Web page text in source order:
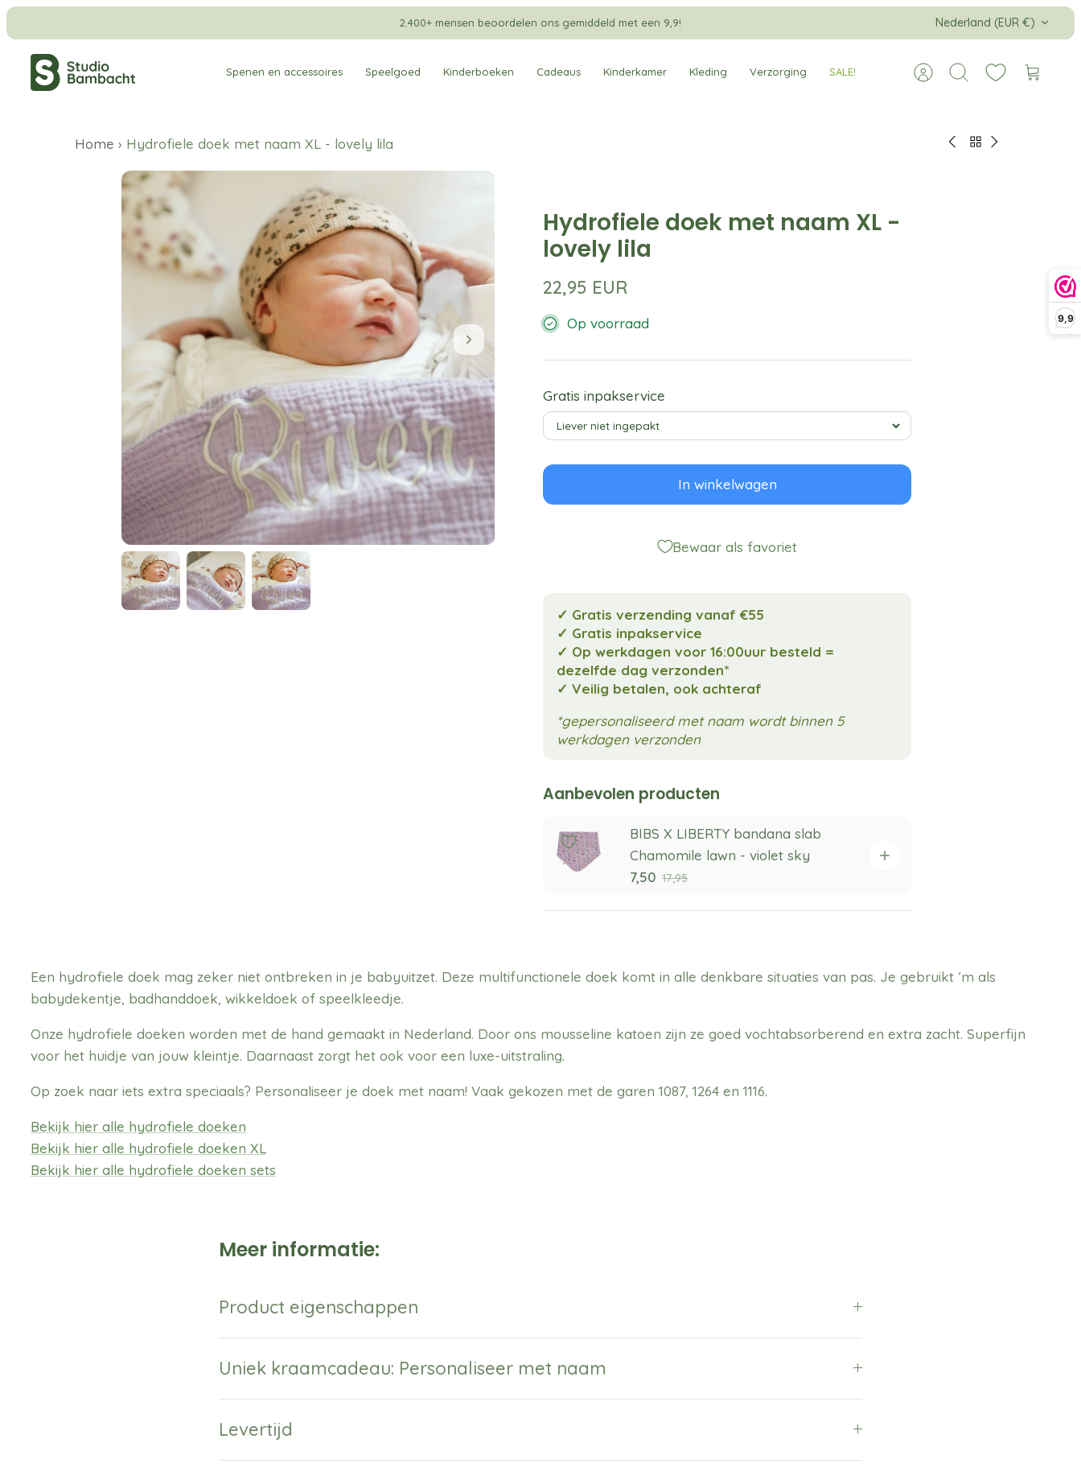
9,9
Meteen
naar
content
2.400+ mensen beoordelen ons gemiddeld met een 9,9! Valuta
Nederland (EUR €)
Spenen en accessoires Speelgoed Kinderboeken Cadeaus Kinderkamer Kleding Verzorging SALE!
AccountZoeken
Home› Hydrofiele doek met naam XL - lovely lila
Hydrofiele doek met naam XL -
lovely lila
22,95 EUR
Op voorraad
Gratis inpakservice
In winkelwagen
Bewaar als favoriet
✓ Gratis verzending vanaf €55
✓ Gratis inpakservice
✓ Op werkdagen voor 16:00uur besteld =
dezelfde dag verzonden*
✓ Veilig betalen, ook achteraf
*gepersonaliseerd met naam wordt binnen 5
werkdagen verzonden
Aanbevolen producten
BIBS X LIBERTY bandana slab
Chamomile lawn - violet sky
7,50 17,95
Een hydrofiele doek mag zeker niet ontbreken in je babyuitzet. Deze multifunctionele doek komt in alle denkbare situaties van pas. Je gebruikt ‘m als
babydekentje, badhanddoek, wikkeldoek of speelkleedje.
Onze hydrofiele doeken worden met de hand gemaakt in Nederland. Door ons mousseline katoen zijn ze goed vochtabsorberend en extra zacht. Superfijn
voor het huidje van jouw kleintje. Daarnaast zorgt het ook voor een luxe-uitstraling.
Op zoek naar iets extra speciaals? Personaliseer je doek met naam! Vaak gekozen met de garen 1087, 1264 en 1116.
Bekijk hier alle hydrofiele doeken
Bekijk hier alle hydrofiele doeken XL
Bekijk hier alle hydrofiele doeken sets
Meer informatie:
Product eigenschappen
Uniek kraamcadeau: Personaliseer met naam
Levertijd